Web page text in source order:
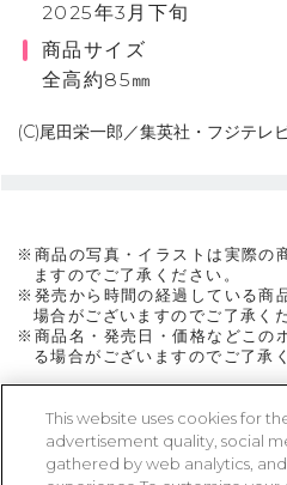
2025年3月下旬
商品サイズ
全高約85㎜
(C)尾田栄一郎／集英社・フジテレ
※商品の写真・イラストは実際の
ますのでご了承ください。
※発売から時間の経過している商
場合がございますのでご了承く
※商品名・発売日・価格などこの
る場合がございますのでご了承
ページトッ
This website uses cookies for
advertisement quality, social
gathered by web analytics,